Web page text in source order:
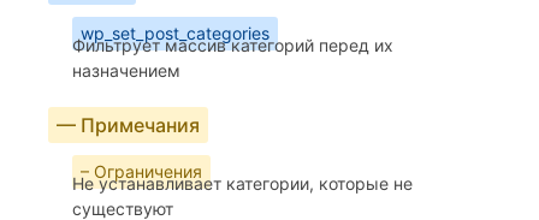
wp_set_post_categories
Фильтрует массив категорий перед их
назначением
— Примечания
– Ограничения
Не устанавливает категории, которые не
существуют